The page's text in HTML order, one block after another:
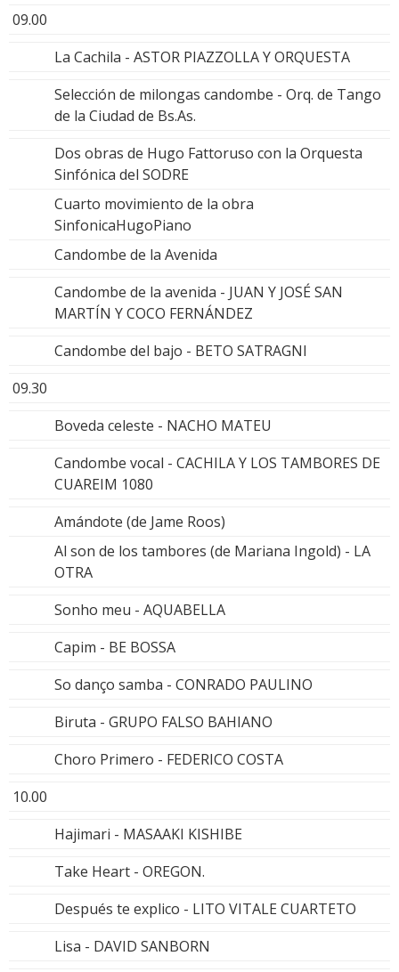
09.00
La Cachila - ASTOR PIAZZOLLA Y ORQUESTA
Selección de milongas candombe - Orq. de Tango
de la Ciudad de Bs.As.
Dos obras de Hugo Fattoruso con la Orquesta
Sinfónica del SODRE
Cuarto movimiento de la obra
SinfonicaHugoPiano
Candombe de la Avenida
Candombe de la avenida - JUAN Y JOSÉ SAN
MARTÍN Y COCO FERNÁNDEZ
Candombe del bajo - BETO SATRAGNI
09.30
Boveda celeste - NACHO MATEU
Candombe vocal - CACHILA Y LOS TAMBORES DE
CUAREIM 1080
Amándote (de Jame Roos)
Al son de los tambores (de Mariana Ingold) - LA
OTRA
Sonho meu - AQUABELLA
Capim - BE BOSSA
So danço samba - CONRADO PAULINO
Biruta - GRUPO FALSO BAHIANO
Choro Primero - FEDERICO COSTA
10.00
Hajimari - MASAAKI KISHIBE
Take Heart - OREGON.
Después te explico - LITO VITALE CUARTETO
Lisa - DAVID SANBORN